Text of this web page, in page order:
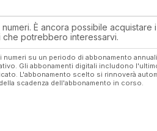
È ancora possibile acquistare
potrebbero interessarvi.
su un periodo di abbonamento
Gli abbonamenti digitali includono
L'abbonamento scelto si rinnoverà
scadenza dell'abbonamento in corso.